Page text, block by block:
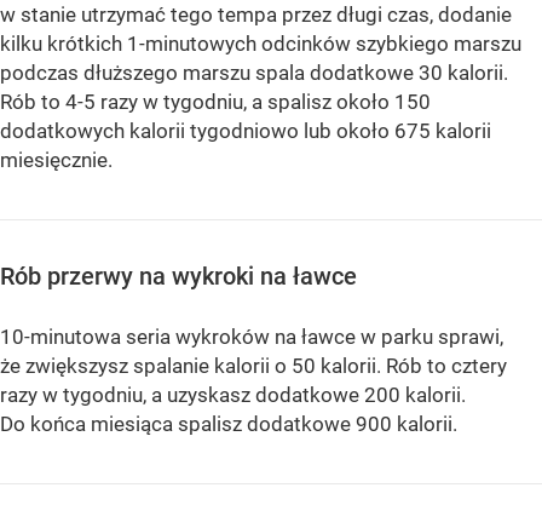
w stanie utrzymać tego tempa przez długi czas, dodanie
kilku krótkich 1-minutowych odcinków szybkiego marszu
podczas dłuższego marszu spala dodatkowe 30 kalorii.
Rób to 4-5 razy w tygodniu, a spalisz około 150
dodatkowych kalorii tygodniowo lub około 675 kalorii
miesięcznie.
Rób przerwy na wykroki na ławce
10-minutowa seria wykroków na ławce w parku sprawi,
że zwiększysz spalanie kalorii o 50 kalorii. Rób to cztery
razy w tygodniu, a uzyskasz dodatkowe 200 kalorii.
Do końca miesiąca spalisz dodatkowe 900 kalorii.